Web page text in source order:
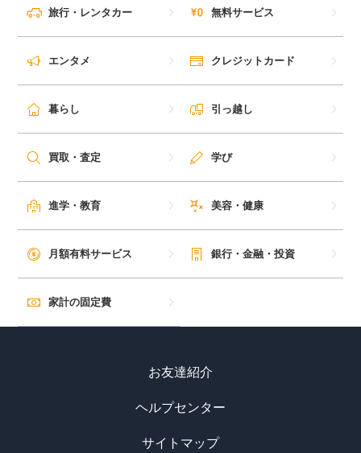
旅行・レンタカー 無料サービス
エンタメ クレジットカード
暮らし 引っ越し
買取・査定 学び
進学・教育 美容・健康
月額有料サービス 銀行・金融・投資
家計の固定費
お友達紹介
ヘルプセンター
サイトマップ